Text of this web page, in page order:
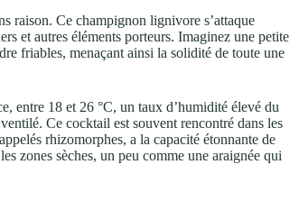
raison. Ce champignon lignivore s’attaque
et autres éléments porteurs. Imaginez une petite
friables, menaçant ainsi la solidité de toute une
entre 18 et 26 °C, un taux d’humidité élevé du
Ce cocktail est souvent rencontré dans les
rhizomorphes, a la capacité étonnante de
zones sèches, un peu comme une araignée qui